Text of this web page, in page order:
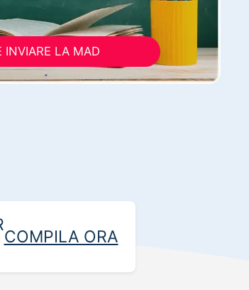
INVIARE LA MAD
COMPILA ORA